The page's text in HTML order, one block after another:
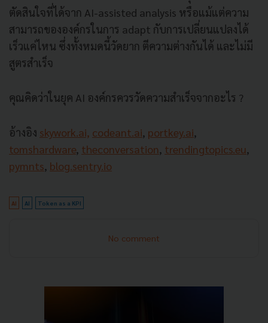
ตัดสินใจที่ได้จาก AI-assisted analysis หรือแม้แต่ความ
สามารถขององค์กรในการ adapt กับการเปลี่ยนแปลงได้
เร็วแค่ไหน ซึ่งทั้งหมดนี้วัดยาก ตีความต่างกันได้ และไม่มี
สูตรสำเร็จ
คุณคิดว่าในยุค AI องค์กรควรวัดความสำเร็จจากอะไร ?
อ้างอิง skywork.ai, codeant.ai, portkey.ai,
tomshardware, theconversation, trendingtopics.eu,
pymnts, blog.sentry.io
AI AI Token as a KPI
No comment